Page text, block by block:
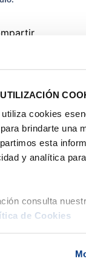
cookies
brindarte una
esta
y analítica
consulta
de Cookies